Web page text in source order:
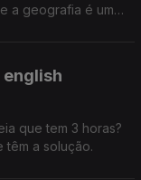
a geografia é uma
english
que tem 3 horas?
têm a solução.